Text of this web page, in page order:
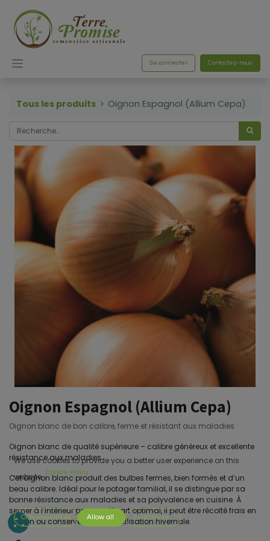
Se connecter Contactez-nous
Tous les produits Oignon Espagnol (Allium Cepa)
Oignon Espagnol (Allium Cepa)
Oignon blanc de bon calibre, ferme et résistant aux maladies
Oignon blanc de qualité supérieure – calibre généreux et excellente
résistance aux maladies
Cet oignon blanc produit des bulbes fermes, bien formés et d’un
beau calibre. Idéal pour le potager familial, il se distingue par sa
bonne résistance aux maladies et sa polyvalence en cuisine. À
semer à l’intérieur pour un départ optimal, il peut être récolté frais en
saison ou conservé pour une utilisation hivernale.
We use cookies to provide you a better user experience on this
website. Cookie Policy
Only essentials Allow all Customize